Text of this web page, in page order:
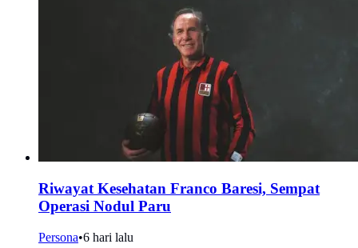
Riwayat Kesehatan Franco Baresi, Sempat
Operasi Nodul Paru
Persona•6 hari lalu